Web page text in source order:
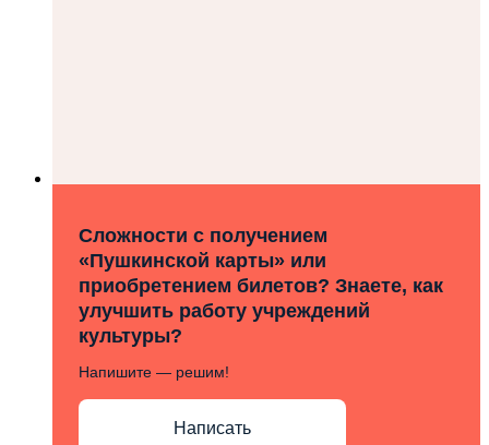
Сложности с получением
«Пушкинской карты» или
приобретением билетов? Знаете, как
улучшить работу учреждений
культуры?
Напишите — решим!
Написать